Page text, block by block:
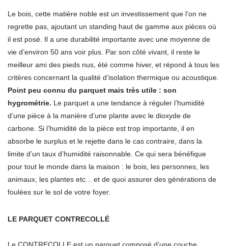
Le bois, cette matière noble est un investissement que l’on ne
regrette pas, ajoutant un standing haut de gamme aux pièces où
il est posé. Il a une durabilité importante avec une moyenne de
vie d’environ 50 ans voir plus. Par son côté vivant, il reste le
meilleur ami des pieds nus, été comme hiver, et répond à tous les
critères concernant la qualité d’isolation thermique ou acoustique.
Point peu connu du parquet mais très utile : son
hygrométrie. Le parquet a une tendance à réguler l’humidité
d’une pièce à la manière d’une plante avec le dioxyde de
carbone. Si l’humidité de la pièce est trop importante, il en
absorbe le surplus et le rejette dans le cas contraire, dans la
limite d’un taux d’humidité raisonnable. Ce qui sera bénéfique
pour tout le monde dans la maison : le bois, les personnes, les
animaux, les plantes etc... et de quoi assurer des générations de
foulées sur le sol de votre foyer.
LE PARQUET CONTRECOLLÉ